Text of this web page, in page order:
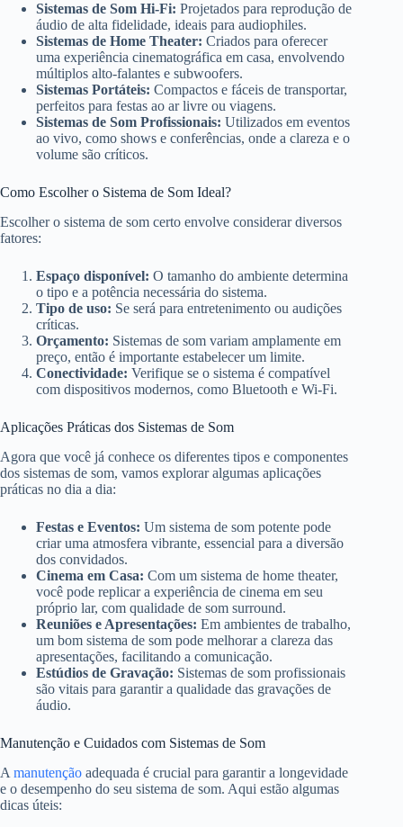
Sistemas de Som Hi-Fi: Projetados para reprodução de
áudio de alta fidelidade, ideais para audiophiles.
Sistemas de Home Theater: Criados para oferecer
uma experiência cinematográfica em casa, envolvendo
múltiplos alto-falantes e subwoofers.
Sistemas Portáteis: Compactos e fáceis de transportar,
perfeitos para festas ao ar livre ou viagens.
Sistemas de Som Profissionais: Utilizados em eventos
ao vivo, como shows e conferências, onde a clareza e o
volume são críticos.
Como Escolher o Sistema de Som Ideal?
Escolher o sistema de som certo envolve considerar diversos
fatores:
Espaço disponível: O tamanho do ambiente determina
o tipo e a potência necessária do sistema.
Tipo de uso: Se será para entretenimento ou audições
críticas.
Orçamento: Sistemas de som variam amplamente em
preço, então é importante estabelecer um limite.
Conectividade: Verifique se o sistema é compatível
com dispositivos modernos, como Bluetooth e Wi-Fi.
Aplicações Práticas dos Sistemas de Som
Agora que você já conhece os diferentes tipos e componentes
dos sistemas de som, vamos explorar algumas aplicações
práticas no dia a dia:
Festas e Eventos: Um sistema de som potente pode
criar uma atmosfera vibrante, essencial para a diversão
dos convidados.
Cinema em Casa: Com um sistema de home theater,
você pode replicar a experiência de cinema em seu
próprio lar, com qualidade de som surround.
Reuniões e Apresentações: Em ambientes de trabalho,
um bom sistema de som pode melhorar a clareza das
apresentações, facilitando a comunicação.
Estúdios de Gravação: Sistemas de som profissionais
são vitais para garantir a qualidade das gravações de
áudio.
Manutenção e Cuidados com Sistemas de Som
A manutenção adequada é crucial para garantir a longevidade
e o desempenho do seu sistema de som. Aqui estão algumas
dicas úteis: